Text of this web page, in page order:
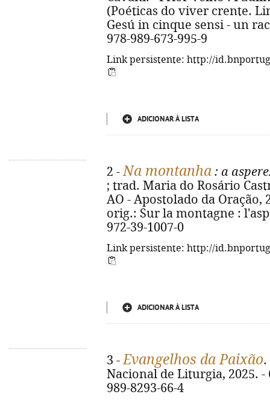
(Poéticas do viver crente.
Gesú in cinque sensi - un
978-989-673-995-9
Link persistente: http://
ADICIONAR À LISTA
2 -Na montanha : a
; trad. Maria do Rosário
AO - Apostolado da Oração,
orig.: Sur la montagne :
972-39-1007-0
Link persistente: http://
ADICIONAR À LISTA
3 -Evangelhos da Paixão.
Nacional de Liturgia, 2025. -
989-8293-66-4